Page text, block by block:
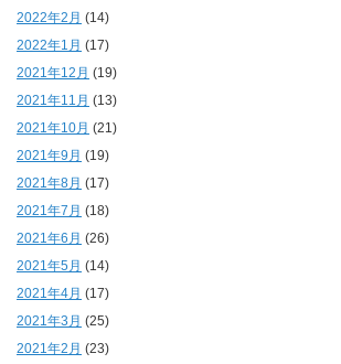
2022年2月 (14)
2022年1月 (17)
2021年12月 (19)
2021年11月 (13)
2021年10月 (21)
2021年9月 (19)
2021年8月 (17)
2021年7月 (18)
2021年6月 (26)
2021年5月 (14)
2021年4月 (17)
2021年3月 (25)
2021年2月 (23)